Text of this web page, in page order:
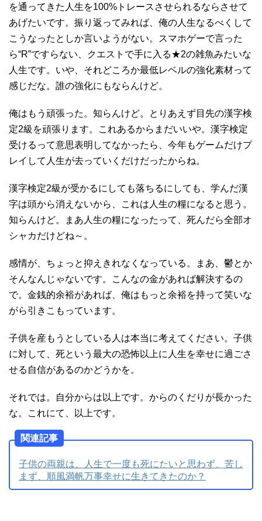
を通ってきた人生を100%トレースさせられるならさせて
あげたいです。振り返ってみれば、俺の人生なるべくして
こうなったとしか言いようがない。スマホゲーで言った
ら“R”ですらない、クエストで手に入る★2の雑魚みたいな
人生です。いや、それどころか最低レベルの強化素材って
感じだな。誰の強化にもならんけど。
俺はもう頑張った。知らんけど。とりあえず目先の漢字検
定2級を頑張ります。これあるからまだいいや。漢字検定
受けるって意思表明してなかったら、今年もゲームだけプ
レイして人生が去っていくだけだったからね。
漢字検定2級が受かるにしても落ちるにしても、学んだ漢
字は頭から消えないから、これは人生の糧になると思う。
知らんけど。まあ人生の糧になったって、死んだら全部オ
シャカだけどね～。
感情が、ちょっと抑えきれなくなっている。まあ、鬱とか
そんなんじゃないです。こんなの金があれば解決するの
で。金銭的余裕があれば、俺はもっと余裕を持って笑いな
がら引きこもっています。
子供を産もうとしている人は本当に考えてください。子供
に対して、死という最大の恐怖以上に人生を幸せに過ごさ
せる自信があるのかどうかを。
それでは。自分からは以上です。からのくだりが長かった
な。これにて、以上です。
関連記事
子供の両親は、人生で一度も死にたいと思わず、苦し
まず、順風満帆万事幸せに生きてきたのか？